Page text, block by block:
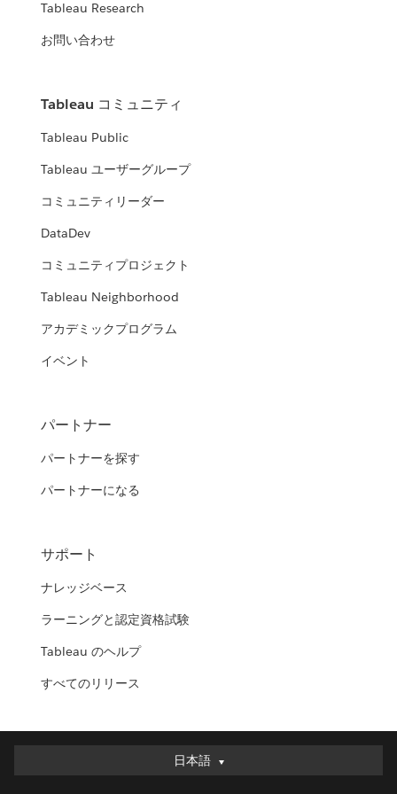
Tableau Research
お問い合わせ
Tableau コミュニティ
Tableau Public
Tableau ユーザーグループ
コミュニティリーダー
DataDev
コミュニティプロジェクト
Tableau Neighborhood
アカデミックプログラム
イベント
パートナー
パートナーを探す
パートナーになる
サポート
ナレッジベース
ラーニングと認定資格試験
Tableau のヘルプ
すべてのリリース
日本語
日本語